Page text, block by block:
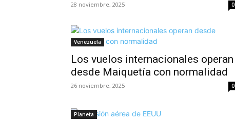
28 noviembre, 2025 0
Venezuela
Los vuelos internacionales operan
desde Maiquetía con normalidad
26 noviembre, 2025 0
Planeta